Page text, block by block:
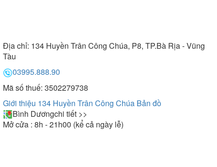
Địa chỉ: 134 Huyền Trân Công Chúa, P8, TP.Bà Rịa - Vũng
Tàu
03995.888.90
Mã số thuế: 3502279738
Giới thiệu 134 Huyền Trân Công Chúa Bản đồ
Bình Dươngchi tiết >>
Mở cửa : 8h - 21h00 (kể cả ngày lễ)